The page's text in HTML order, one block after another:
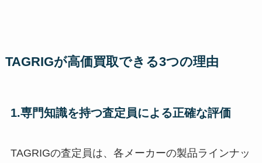
TAGRIGが高価買取できる3つの理由
1.専門知識を持つ査定員による正確な評価
TAGRIGの査定員は、各メーカーの製品ラインナッ